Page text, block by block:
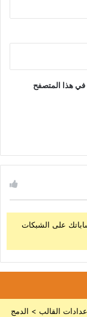
في هذا المتصفح
على الشبكات